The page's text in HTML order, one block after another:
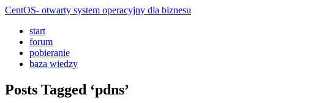
CentOS- otwarty system operacyjny dla biznesu
start
forum
pobieranie
baza wiedzy
Posts Tagged ‘pdns’